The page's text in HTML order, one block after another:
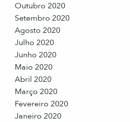
Outubro 2020
Setembro 2020
Agosto 2020
Julho 2020
Junho 2020
Maio 2020
Abril 2020
Março 2020
Fevereiro 2020
Janeiro 2020